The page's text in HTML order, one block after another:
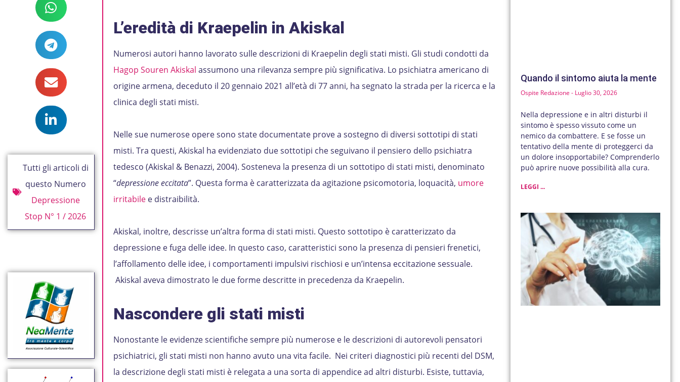
Tutti gli articoli di
questo Numero
Depressione
Stop N° 1 / 2026
L’eredità di Kraepelin in Akiskal
Numerosi autori hanno lavorato sulle descrizioni di Kraepelin degli stati misti. Gli studi condotti da
Hagop Souren Akiskal assumono una rilevanza sempre più significativa. Lo psichiatra americano di
origine armena, deceduto il 20 gennaio 2021 all’età di 77 anni, ha segnato la strada per la ricerca e la
clinica degli stati misti.
Nelle sue numerose opere sono state documentate prove a sostegno di diversi sottotipi di stati
misti. Tra questi, Akiskal ha evidenziato due sottotipi che seguivano il pensiero dello psichiatra
tedesco (Akiskal & Benazzi, 2004). Sosteneva la presenza di un sottotipo di stati misti, denominato
“depressione eccitata”. Questa forma è caratterizzata da agitazione psicomotoria, loquacità, umore
irritabilee distraibilità.
Akiskal, inoltre, descrisse un’altra forma di stati misti. Questo sottotipo è caratterizzato da
depressione e fuga delle idee. In questo caso, caratteristici sono la presenza di pensieri frenetici,
l’affollamento delle idee, i comportamenti impulsivi rischiosi e un’intensa eccitazione sessuale.
Akiskal aveva dimostrato le due forme descritte in precedenza da Kraepelin.
Nascondere gli stati misti
Nonostante le evidenze scientifiche sempre più numerose e le descrizioni di autorevoli pensatori
psichiatrici, gli stati misti non hanno avuto una vita facile. Nei criteri diagnostici più recenti del DSM,
la descrizione degli stati misti è relegata a una sorta di appendice ad altri disturbi. Esiste, tuttavia,
Quando il sintomo aiuta la mente
Ospite Redazione Luglio 30, 2026
Nella depressione e in altri disturbi il
sintomo è spesso vissuto come un
nemico da combattere. E se fosse un
tentativo della mente di proteggerci da
un dolore insopportabile? Comprenderlo
può aprire nuove possibilità alla cura.
LEGGI ...